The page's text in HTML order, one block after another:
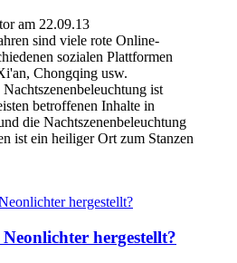
am 22.09.13
sind viele rote Online-
sozialen Plattformen
Chongqing usw.
ist
betroffenen Inhalte in
die Nachtszenenbeleuchtung
ist ein heiliger Ort zum Stanzen
hergestellt?